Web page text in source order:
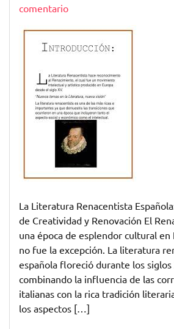
comentarioen
Brillantez
la
Literatura
Renacentista
Española
La Literatura Renacentista
de Creatividad y Renovación El
una época de esplendor cultural en
no fue la excepción. La literatura
española floreció durante los siglos
combinando la influencia de las
italianas con la rica tradición
los aspectos […]